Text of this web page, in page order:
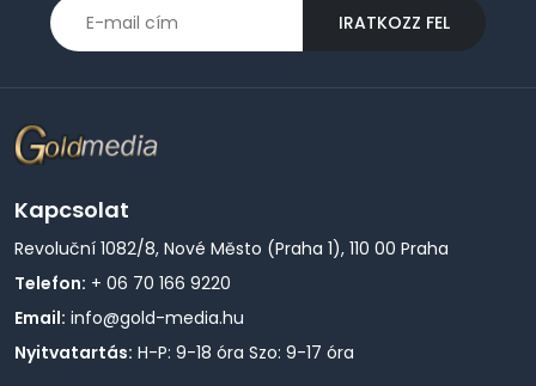
IRATKOZZ FEL
Kapcsolat
Revoluční 1082/8, Nové Město (Praha 1), 110 00 Praha
Telefon: + 06 70 166 9220
Email: info@gold-media.hu
Nyitvatartás: H-P: 9-18 óra Szo: 9-17 óra